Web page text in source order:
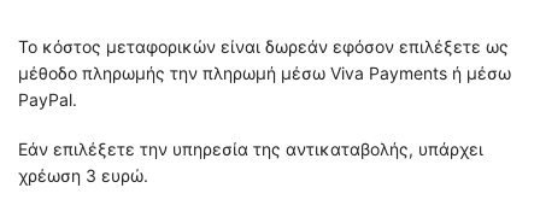
Το κόστος μεταφορικών είναι δωρεάν εφόσον επιλέξετε ως
μέθοδο πληρωμής την πληρωμή μέσω Viva Payments ή μέσω
PayPal.
Εάν επιλέξετε την υπηρεσία της αντικαταβολής, υπάρχει
χρέωση 3 ευρώ.